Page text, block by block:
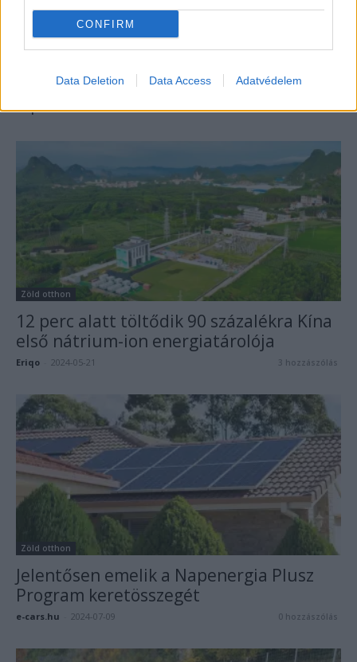
CONFIRM
Data Deletion Data Access Adatvédelem
Zöld otthon
zöldenergia-előállítás 2020-ban
Eriqo - 2020-11-12 6 hozzászólás
Zöld otthon
12 perc alatt töltődik 90 százalékra Kína
első nátrium-ion energiatárolója
Eriqo 2024-05-21 3 hozzászólás
Zöld otthon
Jelentősen emelik a Napenergia Plusz
Program keretösszegét
e-cars.hu 2024-07-09 0 hozzászólás